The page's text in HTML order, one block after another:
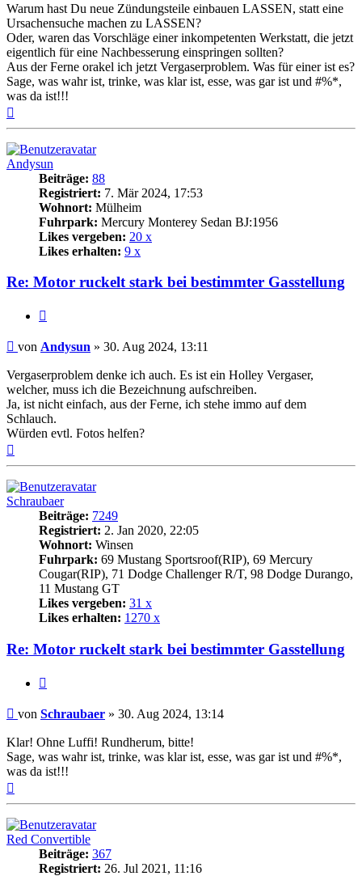
Warum hast Du neue Zündungsteile einbauen LASSEN, statt eine
Ursachensuche machen zu LASSEN?
Oder, waren das Vorschläge einer inkompetenten Werkstatt, die jetzt
eigentlich für eine Nachbesserung einspringen sollten?
Aus der Ferne orakel ich jetzt Vergaserproblem. Was für einer ist es?
Sage, was wahr ist, trinke, was klar ist, esse, was gar ist und #%*,
was da ist!!!
Andysun
Beiträge: 88
Registriert: 7. Mär 2024, 17:53
Wohnort: Mülheim
Fuhrpark: Mercury Monterey Sedan BJ:1956
Likes vergeben: 20 x
Likes erhalten: 9 x
Re: Motor ruckelt stark bei bestimmter Gasstellung
Beitrag
von Andysun » 30. Aug 2024, 13:11
Vergaserproblem denke ich auch. Es ist ein Holley Vergaser,
welcher, muss ich die Bezeichnung aufschreiben.
Ja, ist nicht einfach, aus der Ferne, ich stehe immo auf dem
Schlauch.
Würden evtl. Fotos helfen?
Schraubaer
Beiträge: 7249
Registriert: 2. Jan 2020, 22:05
Wohnort: Winsen
Fuhrpark: 69 Mustang Sportsroof(RIP), 69 Mercury
Cougar(RIP), 71 Dodge Challenger R/T, 98 Dodge Durango,
11 Mustang GT
Likes vergeben: 31 x
Likes erhalten: 1270 x
Re: Motor ruckelt stark bei bestimmter Gasstellung
Beitrag
von Schraubaer » 30. Aug 2024, 13:14
Klar! Ohne Luffi! Rundherum, bitte!
Sage, was wahr ist, trinke, was klar ist, esse, was gar ist und #%*,
was da ist!!!
Red Convertible
Beiträge: 367
Registriert: 26. Jul 2021, 11:16